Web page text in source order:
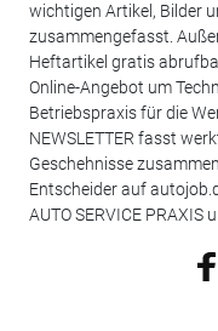
wichtigen Artikel, Bilder
zusammengefasst.
Heftartikel gratis
Online-Angebot um
Betriebspraxis für die
NEWSLETTER fasst
Geschehnisse
Entscheider auf
AUTO SERVICE PRAXIS